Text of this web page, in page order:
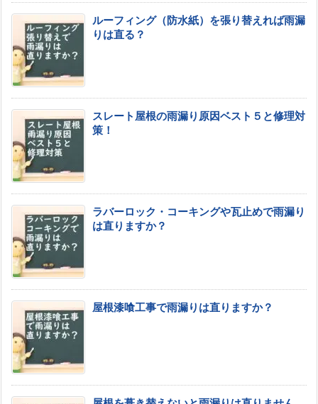
ルーフィング（防水紙）を張り替えれば雨漏
りは直る？
スレート屋根の雨漏り原因ベスト５と修理対
策！
ラバーロック・コーキングや瓦止めで雨漏り
は直りますか？
屋根漆喰工事で雨漏りは直りますか？